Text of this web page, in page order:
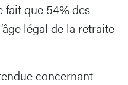
fait que 54% des
légal de la retraite
concernant